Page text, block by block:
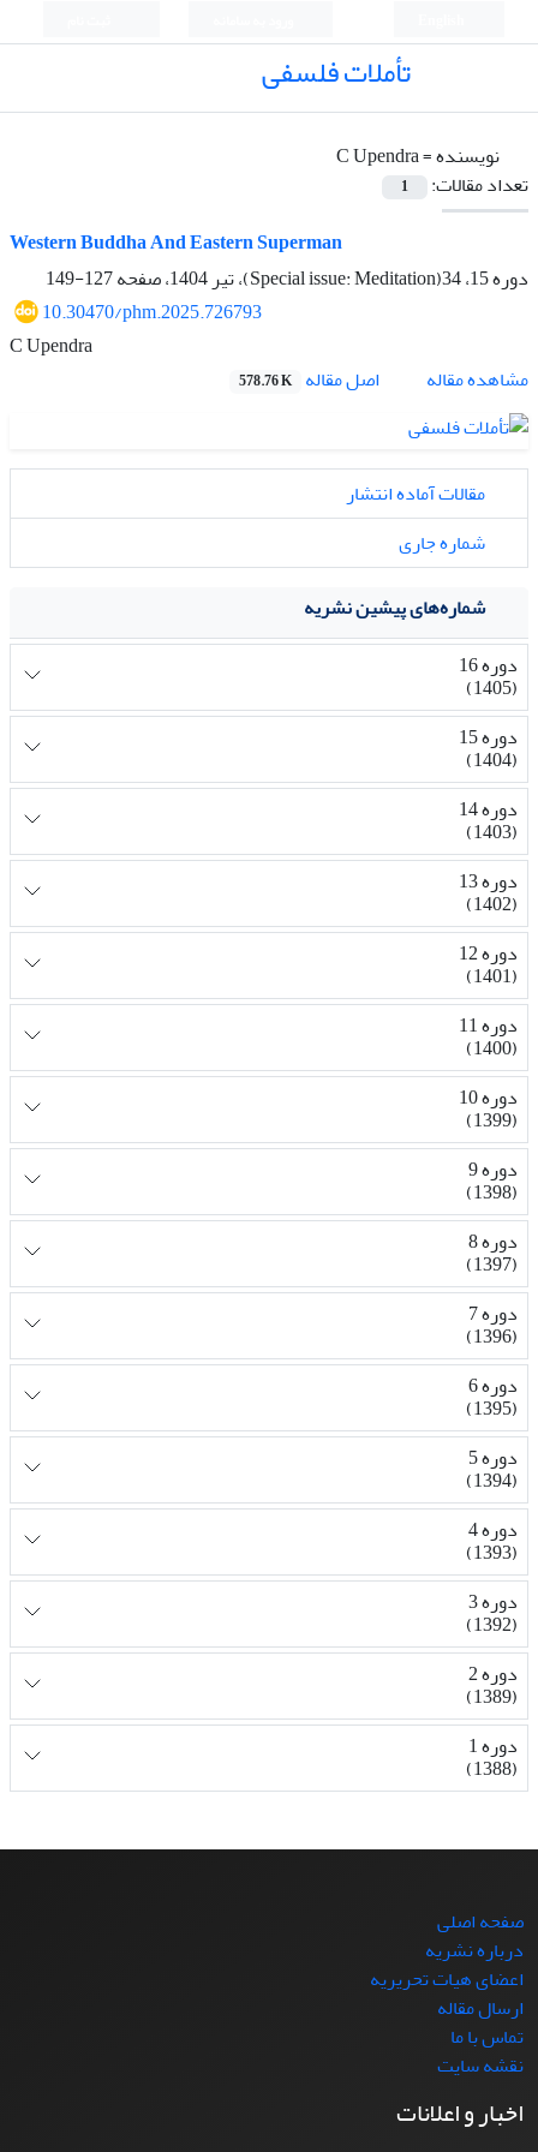
تأملات فلسفی
نویسنده =C Upendra
تعداد مقالات:
1
Western Buddha And Eastern Superman
دوره 15، 34(Special issue: Meditation)، تیر 1404، صفحه
127-149
10.30470/phm.2025.726793
C Upendra
مشاهده مقاله
اصل مقاله 578.76 K
مقالات آماده انتشار
شماره جاری
شماره‌های پیشین نشریه
دوره 16
(1405)
دوره 15
(1404)
دوره 14
(1403)
دوره 13
(1402)
دوره 12
(1401)
دوره 11
(1400)
دوره 10
(1399)
دوره 9
(1398)
دوره 8
(1397)
دوره 7
(1396)
دوره 6
(1395)
دوره 5
(1394)
دوره 4
(1393)
دوره 3
(1392)
دوره 2
(1389)
دوره 1
(1388)
صفحه اصلی
درباره نشریه
اعضای هیات تحریریه
ارسال مقاله
تماس با ما
نقشه سایت
اخبار و اعلانات